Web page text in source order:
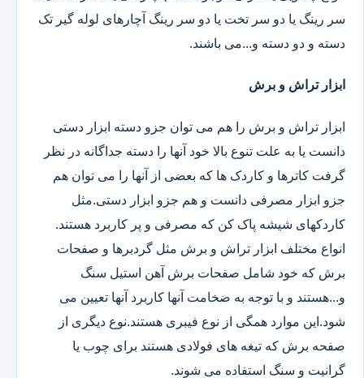
سر رینگ یا دو سر تخت یا دو سر رینگ آچارهای لوله گیر تک
دسته و دو دسته و...می باشند.
ابزار تراش و برش
ابزار تراش و برش را هم می توان جزو دسته ابزار دستی
دانست یا به علت تنوع بالا خود آنها را دسته جداگانه در نظر
گرفت کاترها و کاردک ها که بعضی از آنها را می توان هم
جزو ابزار مصرفی دانست و هم جزو ابزار دستی.مثل
کاردکهای شیشه پاک کن که مصرفی و پر کاربرد هستند.
انواع مختلف ابزار تراش و برش مثل گردبرها و صفحات
برش که خود شامل صفحات برش آهن استیل سنگ
و...هستند و با توجه به ضخامت آنها کاربرد آنها تعیین می
شود.این موارد همگی از نوع فیبری هستند.نوع دیگری از
صفحه برش که تیغه های فولادی هستند برای چوب یا
گرانیت و سنگ استفاده می شوند.